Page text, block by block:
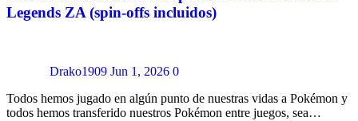
Legends ZA (spin-offs incluidos)
Drako1909 Jun 1, 2026 0
Todos hemos jugado en algún punto de nuestras vidas a Pokémon y
todos hemos transferido nuestros Pokémon entre juegos, sea…